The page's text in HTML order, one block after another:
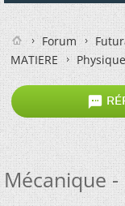
Forum
MATIERE
Physique

Mécanique